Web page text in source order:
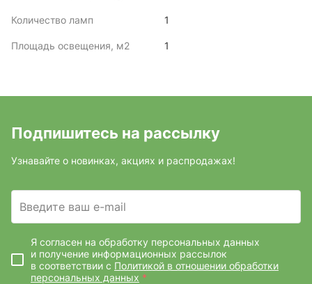
Количество ламп 1
Площадь освещения, м2 1
Подпишитесь на рассылку
Узнавайте о новинках, акциях и распродажах!
Введите ваш e-mail
Я согласен на обработку персональных данных
и получение информационных рассылок
в соответствии с Политикой в отношении обработки
персональных данных *